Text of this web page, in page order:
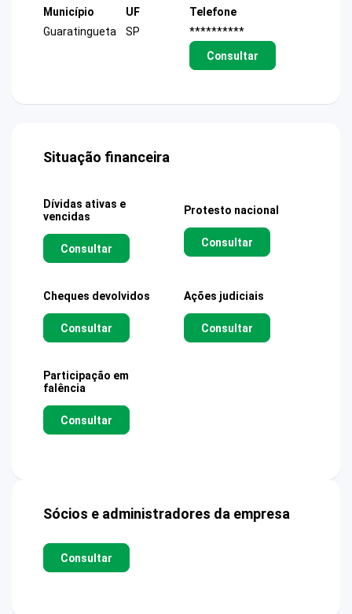
Município
Guaratingueta
UF
SP
Telefone
**********
Consultar
Situação financeira
Dívidas ativas e
vencidas
Consultar
Protesto nacional
Consultar
Cheques devolvidos
Consultar
Ações judiciais
Consultar
Participação em
falência
Consultar
Sócios e administradores da empresa
Consultar